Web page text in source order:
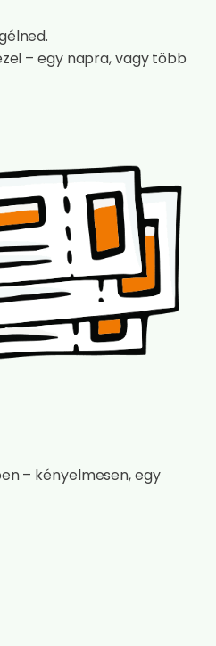
– egy napra, vagy több
– kényelmesen, egy